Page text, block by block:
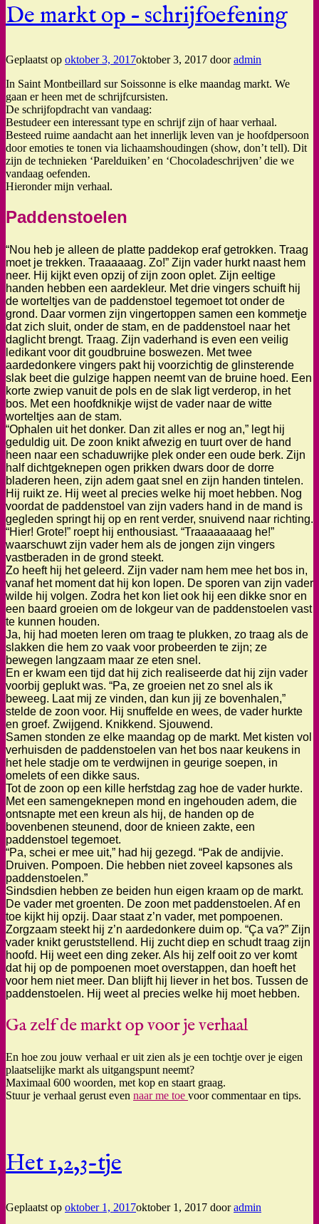
De markt op – schrijfoefening
Geplaatst op oktober 3, 2017oktober 3, 2017 dooradmin
In Saint Montbeillard sur Soissonne is elke maandag markt. We
gaan er heen met de schrijfcursisten.
De schrijfopdracht van vandaag:
Bestudeer een interessant type en schrijf zijn of haar verhaal.
Besteed ruime aandacht aan het innerlijk leven van je hoofdpersoon
door emoties te tonen via lichaamshoudingen (show, don’t tell). Dit
zijn de technieken ‘Parelduiken’ en ‘Chocoladeschrijven’ die we
vandaag oefenden.
Hieronder mijn verhaal.
Paddenstoelen
“Nou heb je alleen de platte paddekop eraf getrokken. Traag
moet je trekken. Traaaaaag. Zo!” Zijn vader hurkt naast hem
neer. Hij kijkt even opzij of zijn zoon oplet. Zijn eeltige
handen hebben een aardekleur. Met drie vingers schuift hij
de worteltjes van de paddenstoel tegemoet tot onder de
grond. Daar vormen zijn vingertoppen samen een kommetje
dat zich sluit, onder de stam, en de paddenstoel naar het
daglicht brengt. Traag. Zijn vaderhand is even een veilig
ledikant voor dit goudbruine boswezen. Met twee
aardedonkere vingers pakt hij voorzichtig de glinsterende
slak beet die gulzige happen neemt van de bruine hoed. Een
korte zwiep vanuit de pols en de slak ligt verderop, in het
bos. Met een hoofdknikje wijst de vader naar de witte
worteltjes aan de stam.
“Ophalen uit het donker. Dan zit alles er nog an,” legt hij
geduldig uit. De zoon knikt afwezig en tuurt over de hand
heen naar een schaduwrijke plek onder een oude berk. Zijn
half dichtgeknepen ogen prikken dwars door de dorre
bladeren heen, zijn adem gaat snel en zijn handen tintelen.
Hij ruikt ze. Hij weet al precies welke hij moet hebben. Nog
voordat de paddenstoel van zijn vaders hand in de mand is
gegleden springt hij op en rent verder, snuivend naar richting.
“Hier! Grote!” roept hij enthousiast. “Traaaaaaaag he!”
waarschuwt zijn vader hem als de jongen zijn vingers
vastberaden in de grond steekt.
Zo heeft hij het geleerd. Zijn vader nam hem mee het bos in,
vanaf het moment dat hij kon lopen. De sporen van zijn vader
wilde hij volgen. Zodra het kon liet ook hij een dikke snor en
een baard groeien om de lokgeur van de paddenstoelen vast
te kunnen houden.
Ja, hij had moeten leren om traag te plukken, zo traag als de
slakken die hem zo vaak voor probeerden te zijn; ze
bewegen langzaam maar ze eten snel.
En er kwam een tijd dat hij zich realiseerde dat hij zijn vader
voorbij geplukt was. “Pa, ze groeien net zo snel als ik
beweeg. Laat mij ze vinden, dan kun jij ze bovenhalen,”
stelde de zoon voor. Hij snuffelde en wees, de vader hurkte
en groef. Zwijgend. Knikkend. Sjouwend.
Samen stonden ze elke maandag op de markt. Met kisten vol
verhuisden de paddenstoelen van het bos naar keukens in
het hele stadje om te verdwijnen in geurige soepen, in
omelets of een dikke saus.
Tot de zoon op een kille herfstdag zag hoe de vader hurkte.
Met een samengeknepen mond en ingehouden adem, die
ontsnapte met een kreun als hij, de handen op de
bovenbenen steunend, door de knieen zakte, een
paddenstoel tegemoet.
“Pa, schei er mee uit,” had hij gezegd. “Pak de andijvie.
Druiven. Pompoen. Die hebben niet zoveel kapsones als
paddenstoelen.”
Sindsdien hebben ze beiden hun eigen kraam op de markt.
De vader met groenten. De zoon met paddenstoelen. Af en
toe kijkt hij opzij. Daar staat z’n vader, met pompoenen.
Zorgzaam steekt hij z’n aardedonkere duim op. “Ça va?” Zijn
vader knikt geruststellend. Hij zucht diep en schudt traag zijn
hoofd. Hij weet een ding zeker. Als hij zelf ooit zo ver komt
dat hij op de pompoenen moet overstappen, dan hoeft het
voor hem niet meer. Dan blijft hij liever in het bos. Tussen de
paddenstoelen. Hij weet al precies welke hij moet hebben.
Ga zelf de markt op voor je verhaal
En hoe zou jouw verhaal er uit zien als je een tochtje over je eigen
plaatselijke markt als uitgangspunt neemt?
Maximaal 600 woorden, met kop en staart graag.
Stuur je verhaal gerust even naar me toe voor commentaar en tips.
Het 1,2,3-tje
Geplaatst op oktober 1, 2017oktober 1, 2017 dooradmin